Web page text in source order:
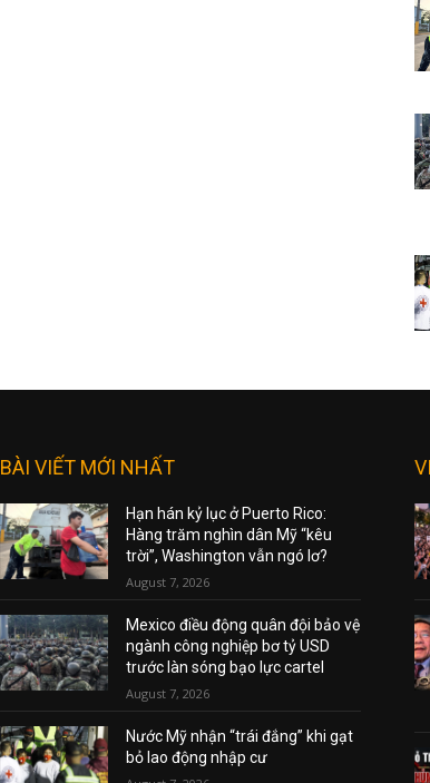
BÀI VIẾT MỚI NHẤT
Hạn hán kỷ lục ở Puerto Rico:
Hàng trăm nghìn dân Mỹ “kêu
trời”, Washington vẫn ngó lơ?
August 7, 2026
Mexico điều động quân đội bảo vệ
ngành công nghiệp bơ tỷ USD
trước làn sóng bạo lực cartel
August 7, 2026
Nước Mỹ nhận “trái đắng” khi gạt
bỏ lao động nhập cư